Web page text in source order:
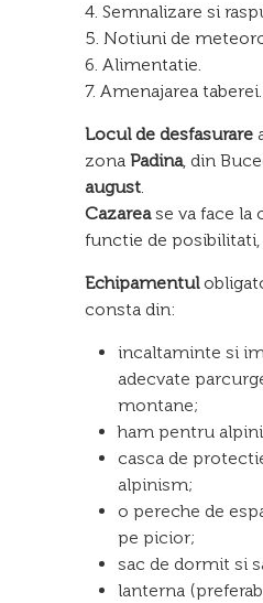
4. Semnalizare si
5. Notiuni de
6. Alimentatie.
7. Amenajarea taberei.
Locul de desfasurare
zona Padina, din
august.
Cazarease va face la
functie de posibilitati,
Echipamentul
consta din:
incaltaminte si
adecvate
montane;
ham pentru
casca de
alpinism;
o pereche de
pe picior;
sac de dormit si
lanterna